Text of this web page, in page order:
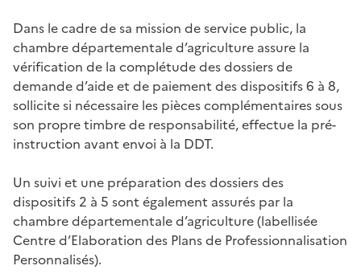
Dans le cadre de sa mission de service public, la
chambre départementale d’agriculture assure la
vérification de la complétude des dossiers de
demande d’aide et de paiement des dispositifs 6 à 8,
sollicite si nécessaire les pièces complémentaires sous
son propre timbre de responsabilité, effectue la pré-
instruction avant envoi à la DDT.
Un suivi et une préparation des dossiers des
dispositifs 2 à 5 sont également assurés par la
chambre départementale d’agriculture (labellisée
Centre d’Elaboration des Plans de Professionnalisation
Personnalisés).